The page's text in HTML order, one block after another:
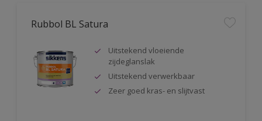
Rubbol BL Satura
Uitstekend vloeiende
zijdeglanslak
Uitstekend verwerkbaar
Zeer goed kras- en slijtvast